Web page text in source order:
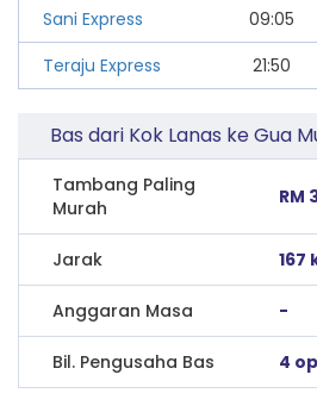
Sani Express
09:05
Teraju Express
21:50
Bas dari Kok Lanas ke Gua
Tambang Paling
Murah
RM
Jarak 167
Anggaran Masa -
Bil. Pengusaha Bas 4